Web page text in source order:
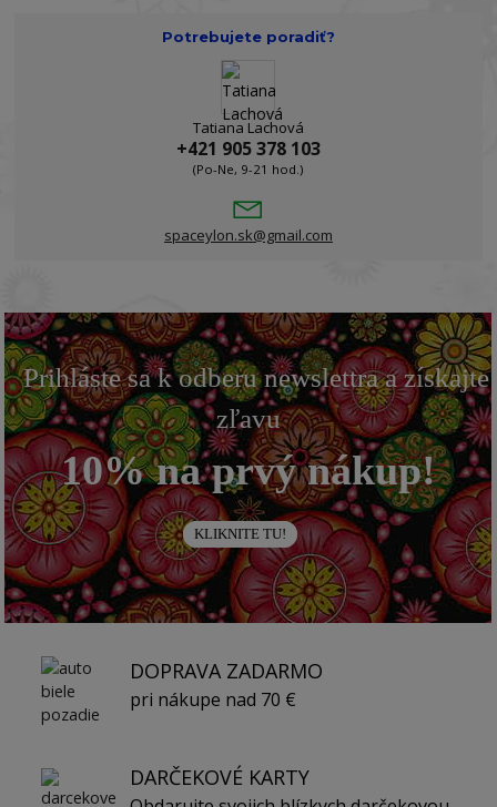
Potrebujete poradiť?
Tatiana Lachová
+421 905 378 103
(Po-Ne, 9-21 hod.)
spaceylon.sk@gmail.com
Prihláste sa k odberu newslettra a získajte
zľavu
10% na prvý nákup!
KLIKNITE TU!
DOPRAVA ZADARMO
pri nákupe nad 70 €
DARČEKOVÉ KARTY